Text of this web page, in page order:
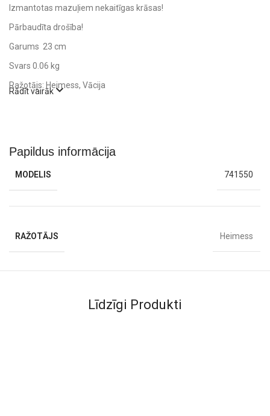
Izmantotas mazuļiem nekaitīgas krāsas!
Pārbaudīta drošība!
Garums 23 cm
Svars 0.06 kg
Ražotājs: Heimess, Vācija
Rādīt vairāk
Papildus informācija
MODELIS 741550
RAŽOTĀJS Heimess
Līdzīgi Produkti